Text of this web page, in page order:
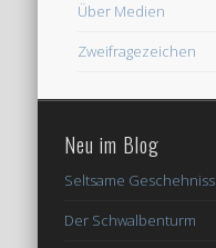
Über Medien
Zweifragezeichen
Neu im Blog
Seltsame
Der Schwalbenturm